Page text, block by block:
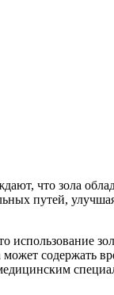
что зола
путей,
содержать